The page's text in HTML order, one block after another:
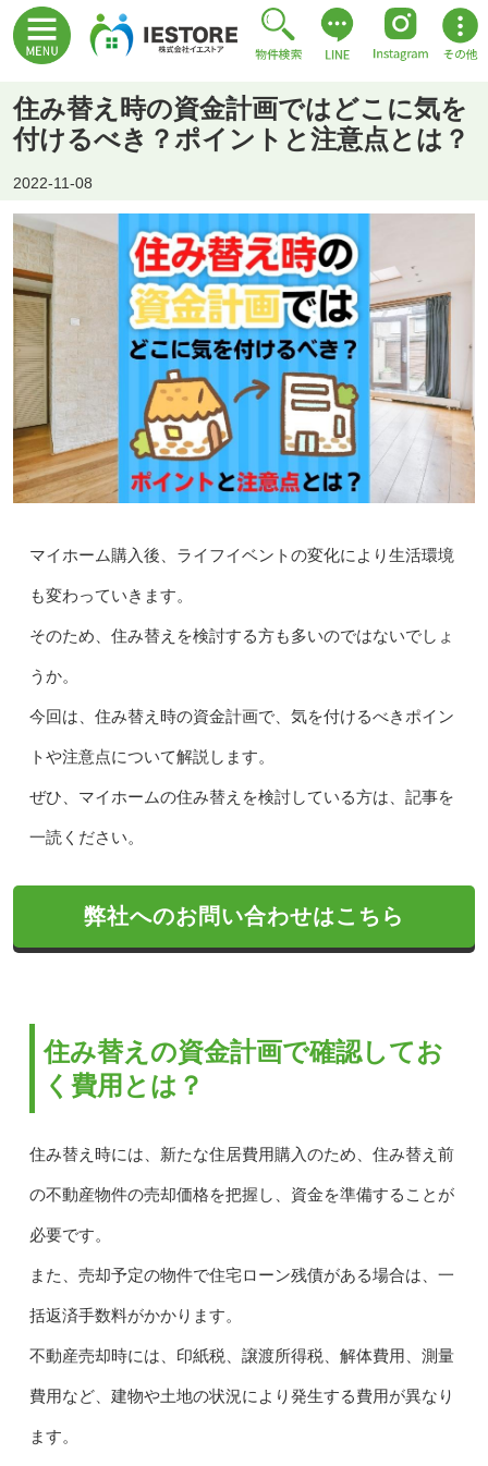
住み替え時の資金計画ではどこに気を
付けるべき？ポイントと注意点とは？
2022-11-08
マイホーム購入後、ライフイベントの変化により生活環境
も変わっていきます。
そのため、住み替えを検討する方も多いのではないでしょ
うか。
今回は、住み替え時の資金計画で、気を付けるべきポイン
トや注意点について解説します。
ぜひ、マイホームの住み替えを検討している方は、記事を
一読ください。
弊社へのお問い合わせはこちら
住み替えの資金計画で確認してお
く費用とは？
住み替え時には、新たな住居費用購入のため、住み替え前
の不動産物件の売却価格を把握し、資金を準備することが
必要です。
また、売却予定の物件で住宅ローン残債がある場合は、一
括返済手数料がかかります。
不動産売却時には、印紙税、譲渡所得税、解体費用、測量
費用など、建物や土地の状況により発生する費用が異なり
ます。